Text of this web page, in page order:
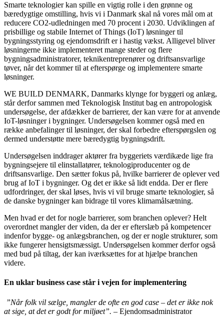
Smarte teknologier kan spille en vigtig rolle i den grønne og
bæredygtige omstilling, hvis vi i Danmark skal nå vores mål om at
reducere CO2-udledningen med 70 procent i 2030. Udviklingen af
prisbillige og stabile Internet of Things (IoT) løsninger til
bygningsstyring og ejendomsdrift er i hastig vækst. Alligevel bliver
løsningerne ikke implementeret mange steder og flere
bygningsadministratorer, teknikentreprenører og driftsansvarlige
tøver, når det kommer til at efterspørge og implementere smarte
løsninger.
WE BUILD DENMARK, Danmarks klynge for byggeri og anlæg,
står derfor sammen med Teknologisk Institut bag en antropologisk
undersøgelse, der afdækker de barrierer, der kan være for at anvende
IoT-løsninger i bygninger. Undersøgelsen kommer også med en
række anbefalinger til løsninger, der skal forbedre efterspørgslen og
dermed understøtte mere bæredygtig bygningsdrift.
Undersøgelsen inddrager aktører fra byggeriets værdikæde lige fra
bygningsejere til elinstallatører, teknologiproducenter og de
driftsansvarlige. Den sætter fokus på, hvilke barrierer de oplever ved
brug af IoT i bygninger. Og det er ikke så lidt endda. Der er flere
udfordringer, der skal løses, hvis vi vil bruge smarte teknologier, så
de danske bygninger kan bidrage til vores klimamålsætning.
Men hvad er det for nogle barrierer, som branchen oplever? Helt
overordnet mangler der viden, da der er efterslæb på kompetencer
indenfor bygge- og anlægsbranchen, og der er nogle strukturer, som
ikke fungerer hensigtsmæssigt. Undersøgelsen kommer derfor også
med bud på tiltag, der kan iværksættes for at hjælpe branchen
videre.
En uklar business case står i vejen for implementering
”Når folk vil sælge, mangler de ofte en god case – det er ikke nok
at sige, at det er godt for miljøet”. – Ejendomsadministrator